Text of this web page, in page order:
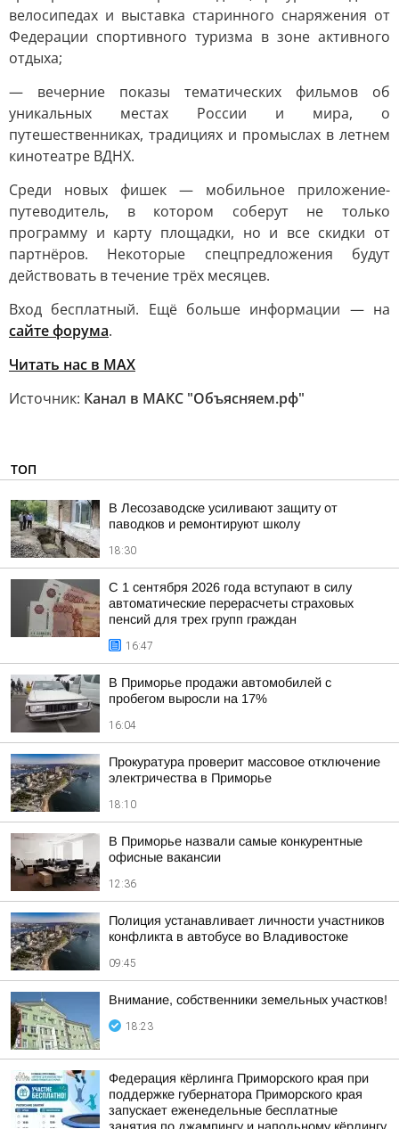
велосипедах и выставка старинного снаряжения от
Федерации спортивного туризма в зоне активного
отдыха;
— вечерние показы тематических фильмов об
уникальных местах России и мира, о
путешественниках, традициях и промыслах в летнем
кинотеатре ВДНХ.
Среди новых фишек — мобильное приложение-
путеводитель, в котором соберут не только
программу и карту площадки, но и все скидки от
партнёров. Некоторые спецпредложения будут
действовать в течение трёх месяцев.
Вход бесплатный. Ещё больше информации — на
сайте форума.
Читать нас в MAX
Источник: Канал в МАКС "Объясняем.рф"
ТОП
В Лесозаводске усиливают защиту от
паводков и ремонтируют школу
18:30
С 1 сентября 2026 года вступают в силу
автоматические перерасчеты страховых
пенсий для трех групп граждан
16:47
В Приморье продажи автомобилей с
пробегом выросли на 17%
16:04
Прокуратура проверит массовое отключение
электричества в Приморье
18:10
В Приморье назвали самые конкурентные
офисные вакансии
12:36
Полиция устанавливает личности участников
конфликта в автобусе во Владивостоке
09:45
Внимание, собственники земельных участков!
18:23
Федерация кёрлинга Приморского края при
поддержке губернатора Приморского края
запускает еженедельные бесплатные